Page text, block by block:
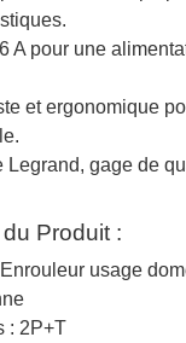
A pour une
et ergonomique
Legrand, gage de
Produit :
usage
: 2P+T